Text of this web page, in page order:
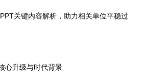
关键内容解析，助力相关单位平稳过
心升级与时代背景